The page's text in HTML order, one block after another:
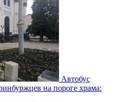
Автобус
на пороге храма: